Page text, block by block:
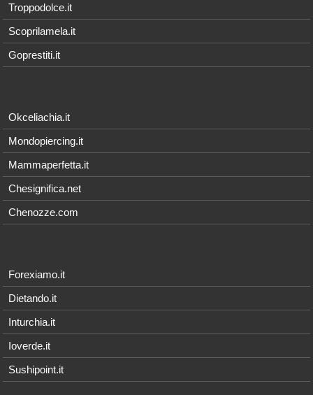
Troppodolce.it
Scoprilamela.it
Goprestiti.it
Okceliachia.it
Mondopiercing.it
Mammaperfetta.it
Chesignifica.net
Chenozze.com
Forexiamo.it
Dietando.it
Inturchia.it
Ioverde.it
Sushipoint.it